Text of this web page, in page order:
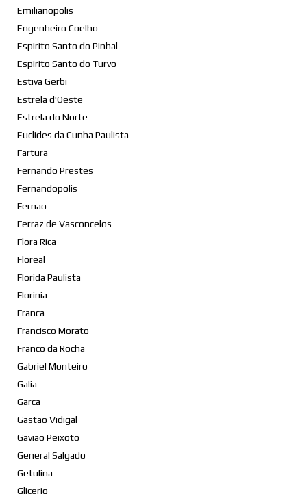
Emilianopolis
Engenheiro Coelho
Espirito Santo do Pinhal
Espirito Santo do Turvo
Estiva Gerbi
Estrela d'Oeste
Estrela do Norte
Euclides da Cunha Paulista
Fartura
Fernando Prestes
Fernandopolis
Fernao
Ferraz de Vasconcelos
Flora Rica
Floreal
Florida Paulista
Florinia
Franca
Francisco Morato
Franco da Rocha
Gabriel Monteiro
Galia
Garca
Gastao Vidigal
Gaviao Peixoto
General Salgado
Getulina
Glicerio